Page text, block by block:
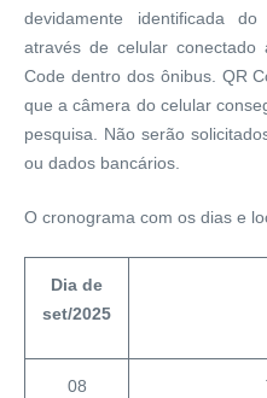
devidamente identificada
através de celular conectado
Code dentro dos ônibus. QR
que a câmera do celular
pesquisa. Não serão
ou dados bancários.
O cronograma com os dias e
Dia de
set/2025
08